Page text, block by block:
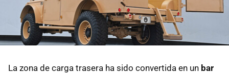
La zona de carga trasera ha sido convertida en un bar